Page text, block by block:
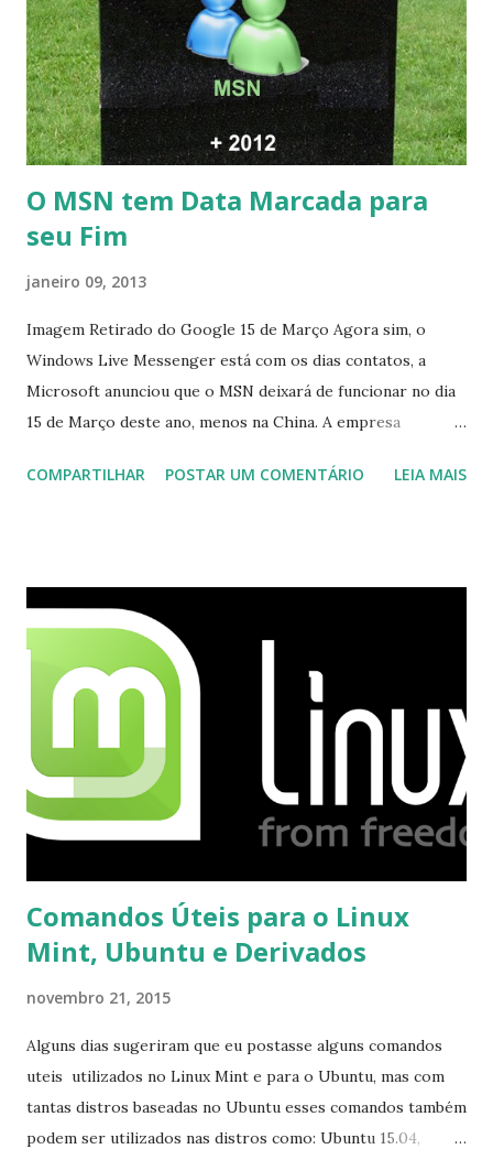
O MSN tem Data Marcada para
seu Fim
janeiro 09, 2013
Imagem Retirado do Google 15 de Março Agora sim, o
Windows Live Messenger está com os dias contatos, a
Microsoft anunciou que o MSN deixará de funcionar no dia
15 de Março deste ano, menos na China. A empresa
integrado com o serviço do MSN, segundo a empresa, os
o Windows Live (assim como muitos profissionais de TI) ,
mesmo na versão para Linux, claro, sempre existem outras
opções e o Pidgin, que se mostra como opção.
COMPARTILHAR POSTAR UM COMENTÁRIO LEIA MAIS
Comandos Úteis para o Linux
Mint, Ubuntu e Derivados
novembro 21, 2015
Alguns dias sugeriram que eu postasse alguns comandos
uteis utilizados no Linux Mint e para o Ubuntu, mas com
tantas distros baseadas no Ubuntu esses comandos também
podem ser utilizados nas distros como: Ubuntu 15.04,